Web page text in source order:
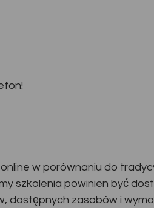
w porównaniu do
szkolenia powinien być
dostępnych zasobów i